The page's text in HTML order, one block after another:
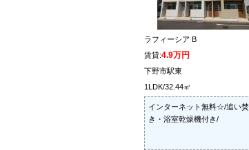
ラフィーシア B
賃貸:4.9万円
下野市駅東
1LDK/32.44㎡
インターネット無料☆/追い焚
き・浴室乾燥機付き/